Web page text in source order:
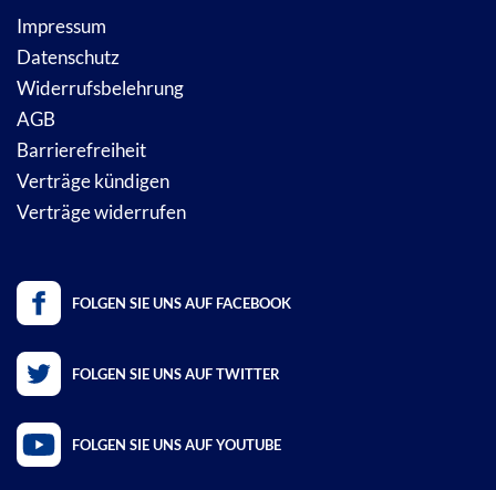
Impressum
Datenschutz
Widerrufsbelehrung
AGB
Barrierefreiheit
Verträge kündigen
Verträge widerrufen
FOLGEN SIE UNS AUF FACEBOOK
FOLGEN SIE UNS AUF TWITTER
FOLGEN SIE UNS AUF YOUTUBE